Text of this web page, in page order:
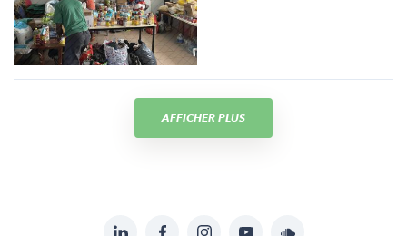
AFFICHER PLUS
LinkedInFacebookInstagramYouTubeSoundcloud